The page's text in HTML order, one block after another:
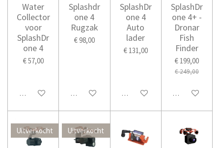
Water
Collector
voor
SplashDr
one 4
€ 57,00
In winkelwagen
Splashdr
one 4
Rugzak
€ 98,00
Houd mij op de hoogte
SplashDr
one 4
Auto
lader
€ 131,00
In winkelwagen
SplashDr
one 4+ -
Dronar
Fish
Finder
€ 199,00
€ 249,00
In winkelwagen
Uitverkocht Uitverkocht